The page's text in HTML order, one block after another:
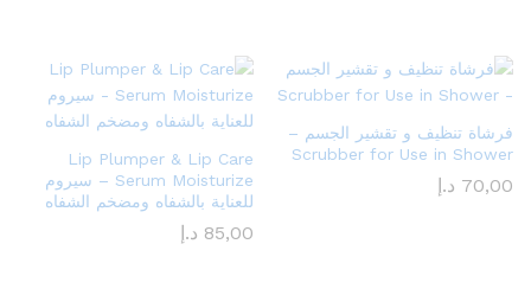
فرشاة تنظيف و تقشير الجسم –
Scrubber for Use in Shower
70,00 د.إ
Lip Plumper & Lip Care
Serum Moisturize – سيروم
للعناية بالشفاه ومضخم الشفاه
85,00 د.إ